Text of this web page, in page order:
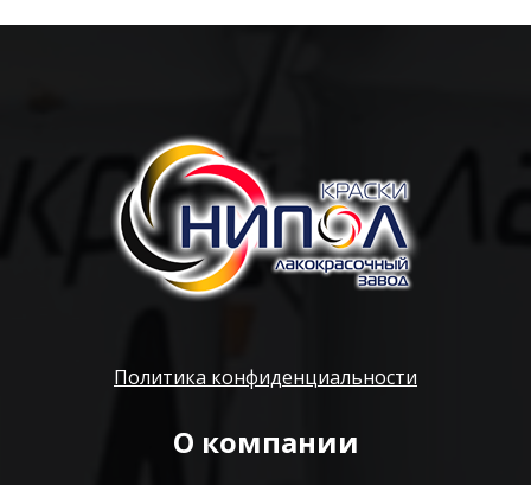
Политика конфиденциальности
О компании